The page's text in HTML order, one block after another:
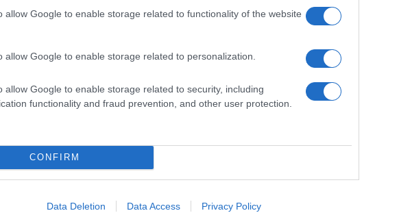
allow Google to enable storage related to functionality of the website
allow Google to enable storage related to personalization.
allow Google to enable storage related to security, including
functionality and fraud prevention, and other user protection.
CONFIRM
Data Deletion Data Access Privacy Policy
sembra sempre più distante dai bisogni del
unica
mia estate con un’esperienza davvero
Situato in un angolo incantevole dove Italia,
Fusine hanno ospitato questa manifestazione
palcoscenico e la musica si fonde con il
La filosofia del festival è quella di
per creare un’esperienza collettiva che